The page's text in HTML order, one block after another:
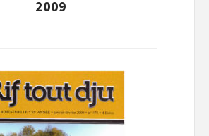
2009